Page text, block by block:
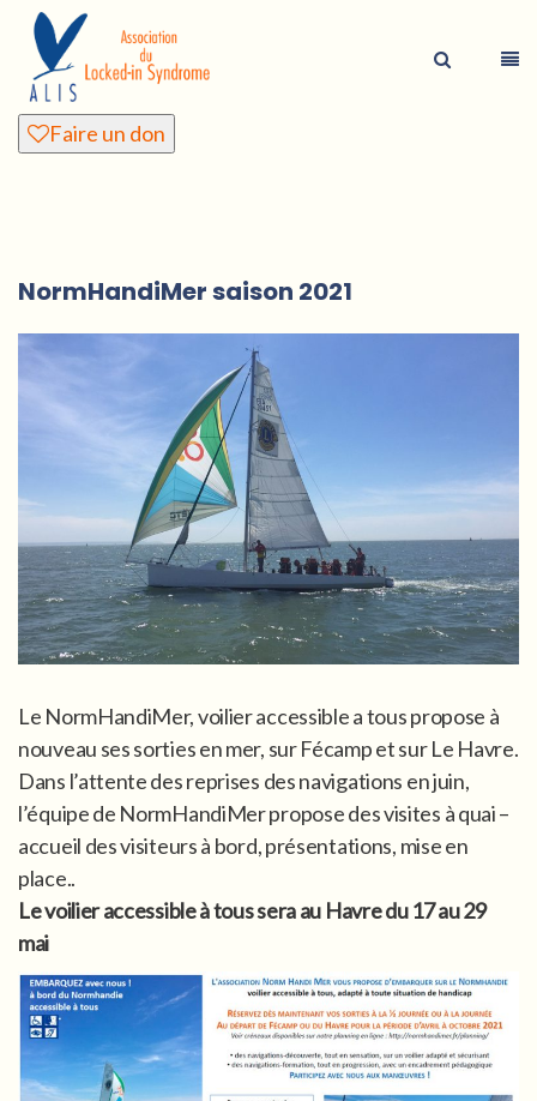
Faire un don
NormHandiMer saison 2021
Le NormHandiMer, voilier accessible a tous propose à
nouveau ses sorties en mer, sur Fécamp et sur Le Havre.
Dans l’attente des reprises des navigations en juin,
l’équipe de NormHandiMer propose des visites à quai –
accueil des visiteurs à bord, présentations, mise en
place..
Le voilier accessible à tous sera au Havre du 17 au 29
mai